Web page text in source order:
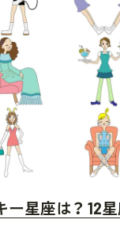
星座は？ 12星